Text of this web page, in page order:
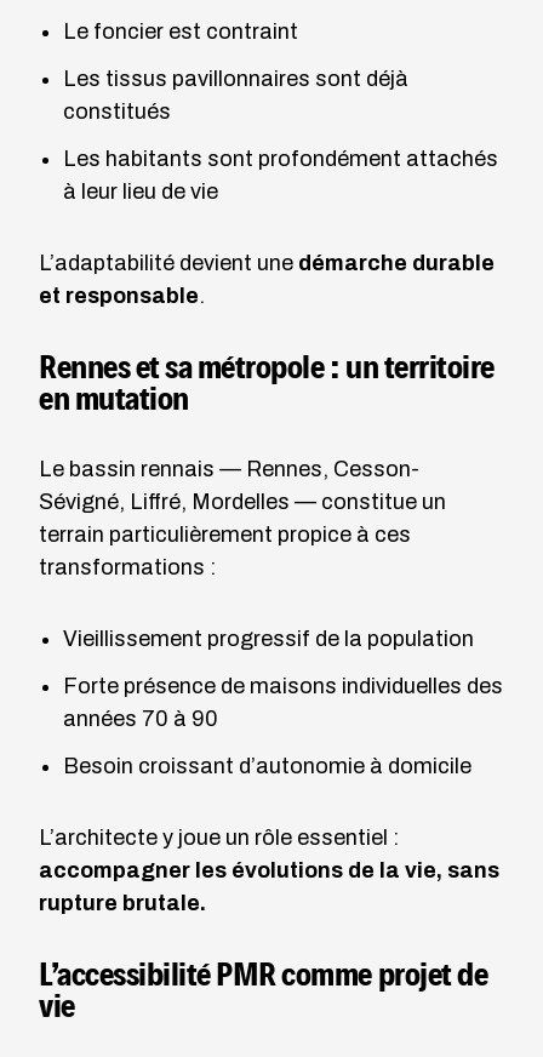
Le foncier est contraint
Les tissus pavillonnaires sont déjà
constitués
Les habitants sont profondément attachés
à leur lieu de vie
L’adaptabilité devient une démarche durable
et responsable.
Rennes et sa métropole : un territoire
en mutation
Le bassin rennais — Rennes, Cesson-
Sévigné, Liffré, Mordelles — constitue un
terrain particulièrement propice à ces
transformations :
Vieillissement progressif de la population
Forte présence de maisons individuelles des
années 70 à 90
Besoin croissant d’autonomie à domicile
L’architecte y joue un rôle essentiel :
accompagner les évolutions de la vie, sans
rupture brutale.
L’accessibilité PMR comme projet de
vie